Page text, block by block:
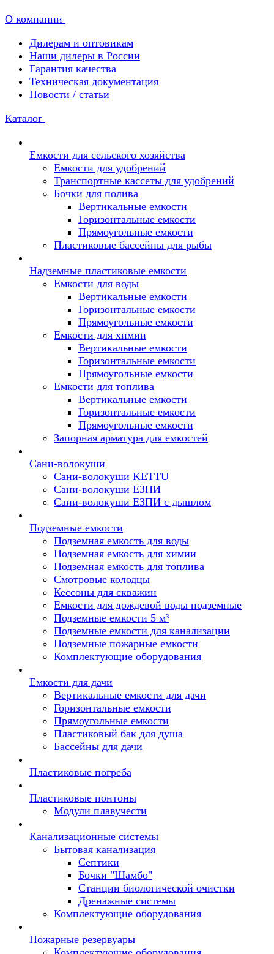
О компании
Дилерам и оптовикам
Наши дилеры в России
Гарантия качества
Техническая документация
Новости / статьи
Каталог
Емкости для сельского хозяйства
Емкости для удобрений
Транспортные кассеты для удобрений
Бочки для полива
Вертикальные емкости
Горизонтальные емкости
Прямоугольные емкости
Пластиковые бассейны для рыбы
Надземные пластиковые емкости
Емкости для воды
Вертикальные емкости
Горизонтальные емкости
Прямоугольные емкости
Емкости для химии
Вертикальные емкости
Горизонтальные емкости
Прямоугольные емкости
Емкоcти для топлива
Вертикальные емкости
Горизонтальные емкости
Прямоугольные емкости
Запорная арматура для емкостей
Сани-волокуши
Сани-волокуши KETTU
Сани-волокуши ЕЗПИ
Сани-волокуши ЕЗПИ с дышлом
Подземные емкости
Подземная емкость для воды
Подземная емкость для химии
Подземная емкость для топлива
Смотровые колодцы
Кессоны для скважин
Емкости для дождевой воды подземные
Подземные емкости 5 м³
Подземные емкости для канализации
Подземные пожарные емкости
Комплектующие оборудования
Емкости для дачи
Вертикальные емкости для дачи
Горизонтальные емкости
Прямоугольные емкости
Пластиковый бак для душа
Бассейны для дачи
Пластиковые погреба
Пластиковые понтоны
Модули плавучести
Канализационные системы
Бытовая канализация
Септики
Бочки "Шамбо"
Станции биологической очистки
Дренажные системы
Комплектующие оборудования
Пожарные резервуары